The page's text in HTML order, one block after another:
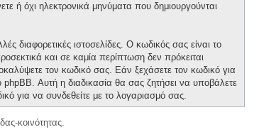
ή όχι ηλεκτρονικά μηνύματα που δημιουργούνται
διαφορετικές ιστοσελίδες. Ο κωδικός σας είναι το
και σε καμία περίπτωση δεν πρόκειται
τον κωδικό σας. Εάν ξεχάσετε τον κωδικό για
phpBB. Αυτή η διαδικασία θα σας ζητήσει να υποβάλετε
για να συνδεθείτε με το λογαριασμό σας.
κοινότητας.